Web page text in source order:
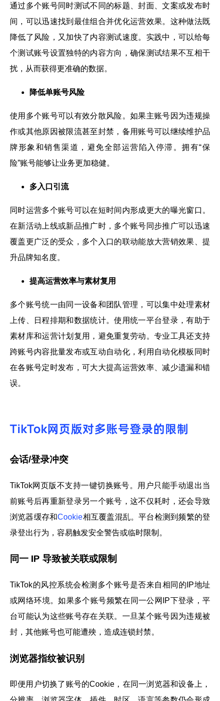
通过多个账号同时测试不同的标题、封面、文案或发布时
间，可以迅速找到最佳组合并优化运营效果。这种做法既
降低了风险，又加快了内容测试速度。实践中，可以给每
个测试账号设置独特的内容方向，确保测试结果不互相干
扰，从而获得更准确的数据。
降低单账号风险
使用多个账号可以有效分散风险。如果主账号因为违规操
作或其他原因被限流甚至封禁，备用账号可以继续维护品
牌形象和销售渠道，避免全部运营陷入停滞。拥有“保
险”账号能够让业务更加稳健。
多入口引流
同时运营多个账号可以在短时间内形成更大的曝光窗口。
在新活动上线或新品推广时，多个账号同步推广可以迅速
覆盖更广泛的受众，多个入口的联动能放大营销效果、提
升品牌知名度。
提高运营效率与素材复用
多个账号统一由同一设备和团队管理，可以集中处理素材
上传、日程排期和数据统计。使用统一平台登录，有助于
素材库和运营计划复用，避免重复劳动。专业工具还支持
跨账号内容批量发布或互动自动化，利用自动化模板同时
在各账号定时发布，可大大提高运营效率、减少遗漏和错
误。
TikTok网页版对多账号登录的限制
会话/登录冲突
TikTok网页版不支持一键切换账号。用户只能手动退出当
前账号后再重新登录另一个账号，这不仅耗时，还会导致
浏览器缓存和Cookie相互覆盖混乱。平台检测到频繁的登
录登出行为，容易触发安全警告或临时限制。
同一 IP 导致被关联或限制
TikTok的风控系统会检测多个账号是否来自相同的IP地址
或网络环境。如果多个账号频繁在同一公网IP下登录，平
台可能认为这些账号存在关联。一旦某个账号因为违规被
封，其他账号也可能遭殃，造成连锁封禁。
浏览器指纹被识别
即便用户切换了账号的Cookie，在同一浏览器和设备上，